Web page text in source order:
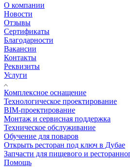
О компании
Новости
Отзывы
Сертификаты
Благодарности
Вакансии
Контакты
Реквизиты
Услуги
Комплексное оснащение
Технологическое проектирование
BIM-проектирование
Монтаж и сервисная поддержка
Техническое обслуживание
Обучение для поваров
Открыть ресторан под ключ в Дубае
Запчасти для пищевого и
Помощь